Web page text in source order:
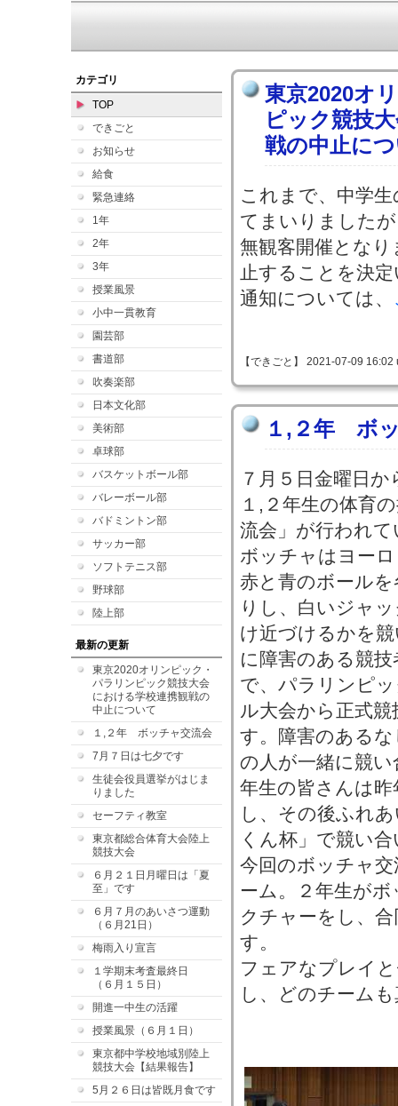
カテゴリ
TOP
できごと
お知らせ
給食
緊急連絡
1年
2年
3年
授業風景
小中一貫教育
園芸部
書道部
吹奏楽部
日本文化部
美術部
卓球部
バスケットボール部
バレーボール部
バドミントン部
サッカー部
ソフトテニス部
野球部
陸上部
最新の更新
東京2020オリンピック・
パラリンピック競技大会
における学校連携観戦の
中止について
１,２年 ボッチャ交流会
7月７日は七夕です
生徒会役員選挙がはじま
りました
セーフティ教室
東京都総合体育大会陸上
競技大会
６月２１日月曜日は「夏
至」です
６月７月のあいさつ運動
（６月21日）
梅雨入り宣言
１学期末考査最終日
（６月１５日）
開進一中生の活躍
授業風景（６月１日）
東京都中学校地域別陸上
競技大会【結果報告】
5月２６日は皆既月食です
東京2020オ
ピック競技
戦の中止に
これまで、中学
てまいりました
無観客開催とな
止することを決
通知については、
【できごと】 2021-07-09
１,２年 ボ
７月５日金曜日
１,２年生の体育
流会」が行われ
ボッチャはヨー
赤と青のボール
りし、白いジャ
け近づけるかを
に障害のある競
で、パラリンピ
ル大会から正式
す。障害のある
の人が一緒に競
年生の皆さんは
し、その後ふれ
くん杯」で競い
今回のボッチャ
ーム。２年生が
クチャーをし、
す。
フェアなプレイ
し、どのチーム